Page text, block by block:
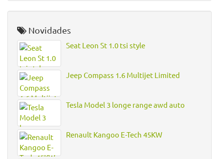
Novidades
Seat Leon St 1.0 tsi style
Jeep Compass 1.6 Multijet Limited
Tesla Model 3 longe range awd auto
Renault Kangoo E-Tech 45KW